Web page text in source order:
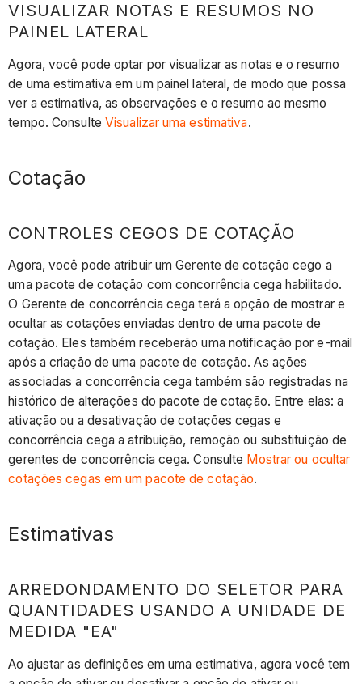
VISUALIZAR NOTAS E RESUMOS NO
PAINEL LATERAL
Agora, você pode optar por visualizar as notas e o resumo
de uma estimativa em um painel lateral, de modo que possa
ver a estimativa, as observações e o resumo ao mesmo
tempo. Consulte Visualizar uma estimativa.
Cotação
CONTROLES CEGOS DE COTAÇÃO
Agora, você pode atribuir um Gerente de cotação cego a
uma pacote de cotação com concorrência cega habilitado.
O Gerente de concorrência cega terá a opção de mostrar e
ocultar as cotações enviadas dentro de uma pacote de
cotação. Eles também receberão uma notificação por e-mail
após a criação de uma pacote de cotação. As ações
associadas a concorrência cega também são registradas na
histórico de alterações do pacote de cotação. Entre elas: a
ativação ou a desativação de cotações cegas e
concorrência cega a atribuição, remoção ou substituição de
gerentes de concorrência cega. Consulte Mostrar ou ocultar
cotações cegas em um pacote de cotação.
Estimativas
ARREDONDAMENTO DO SELETOR PARA
QUANTIDADES USANDO A UNIDADE DE
MEDIDA "EA"
Ao ajustar as definições em uma estimativa, agora você tem